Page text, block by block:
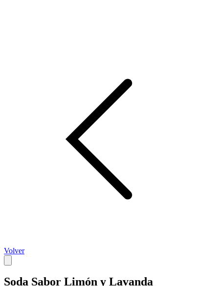
Volver
Soda Sabor Limón y Lavanda